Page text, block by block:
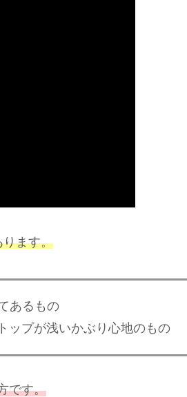
ります。
あるもの
ップが浅いかぶり心地のもの
です。